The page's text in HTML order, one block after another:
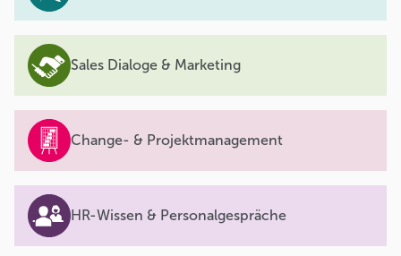
Sales Dialoge & Marketing
Change- & Projektmanagement
HR-Wissen & Personalgespräche